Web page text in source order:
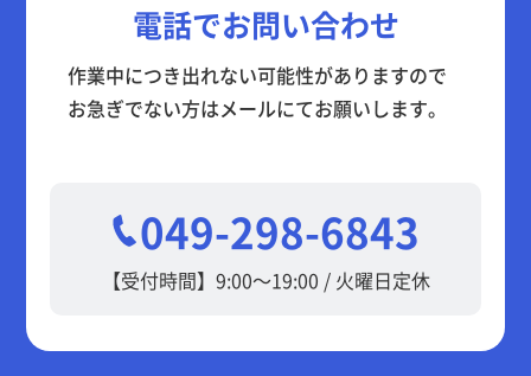
電話でお問い合わせ
作業中につき出れない可能性がありますので
お急ぎでない方はメールにてお願いします。
049-298-6843
【受付時間】9:00～19:00 / 火曜日定休